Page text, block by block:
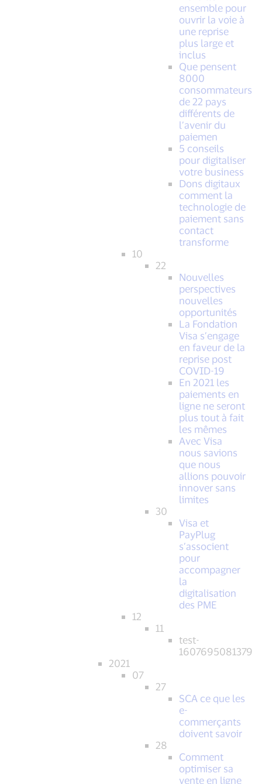
ensemble pour
ouvrir la voie à
une reprise
plus large et
inclus
Que pensent
8000
consommateurs
de 22 pays
différents de
l’avenir du
paiemen
5 conseils
pour digitaliser
votre business
Dons digitaux
comment la
technologie de
paiement sans
contact
transforme
10
22
Nouvelles
perspectives
nouvelles
opportunités
La Fondation
Visa s’engage
en faveur de la
reprise post
COVID-19
En 2021 les
paiements en
ligne ne seront
plus tout à fait
les mêmes
Avec Visa
nous savions
que nous
allions pouvoir
innover sans
limites
30
Visa et
PayPlug
s’associent
pour
accompagner
la
digitalisation
des PME
12
11
test-
1607695081379
2021
07
27
SCA ce que les
e-
commerçants
doivent savoir
28
Comment
optimiser sa
vente en ligne